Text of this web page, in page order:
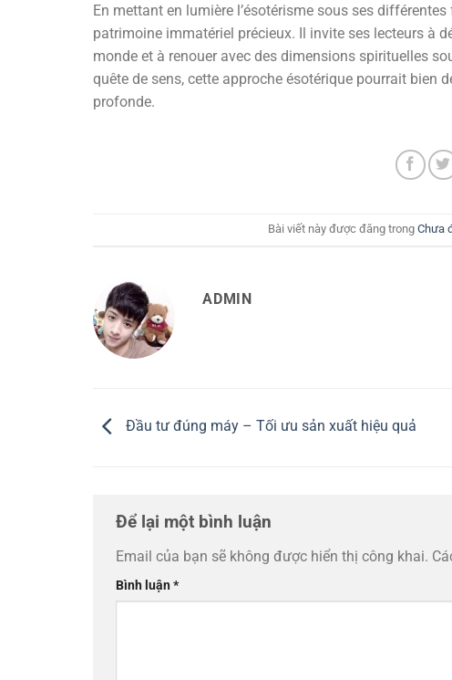
En mettant en lumière l’ésotérisme sous ses
patrimoine immatériel précieux. Il invite ses lecteurs à
monde et à renouer avec des dimensions spirituelles
quête de sens, cette approche ésotérique pourrait bien
profonde.
Bài viết này được đăng trong Chưa
ADMIN
Đầu tư đúng máy – Tối ưu sản xuất hiệu quả
Để lại một bình luận
Email của bạn sẽ không được hiển thị công khai.
Bình luận*